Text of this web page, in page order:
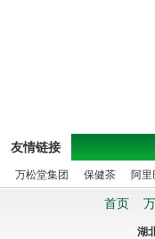
友情链接
万松堂集团 保健茶 阿里
首页
湖